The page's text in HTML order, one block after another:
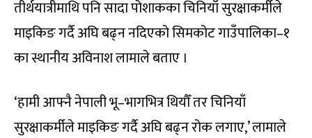
तीर्थयात्रीमाथि पनि सादा पोशाकका चिनियाँ सुरक्षाकर्मीले
माइकिङ गर्दै अघि बढ्न नदिएको सिमकोट गाउँपालिका–१
का स्थानीय अविनाश लामाले बताए ।
‘हामी आफ्नै नेपाली भू–भागभित्र थियौँ तर चिनियाँ
सुरक्षाकर्मीले माइकिङ गर्दै अघि बढ्न रोक लगाए,’ लामाले